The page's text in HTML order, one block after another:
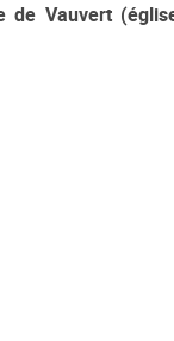
de Vauvert